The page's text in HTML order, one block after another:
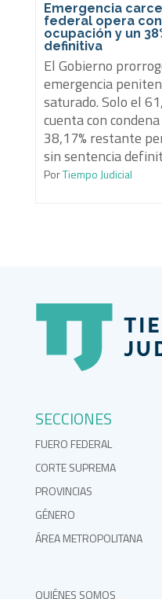
Emergencia
federal opera con
ocupación y un
definitiva
El Gobierno
emergencia
saturado. Solo el
cuenta con
38,17% restante
sin sentencia
PorTiempo Judicial
SECCIONES
FUERO FEDERAL
CORTE SUPREMA
PROVINCIAS
GÉNERO
ÁREA METROPOLITANA
QUIÉNES SOMOS